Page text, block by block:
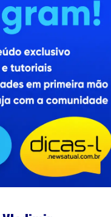
Contato
RSS